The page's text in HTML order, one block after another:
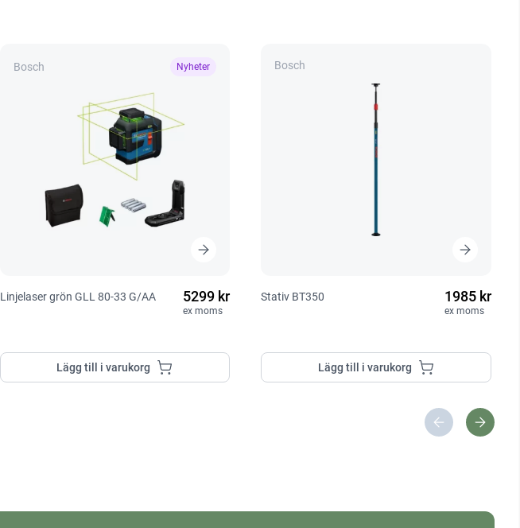
Bosch Nyheter
Linjelaser grön GLL 80-33 G/AA 5299 kr
ex moms
Lägg till i varukorg
Bosch
Stativ BT350 1985 kr
ex moms
Lägg till i varukorg